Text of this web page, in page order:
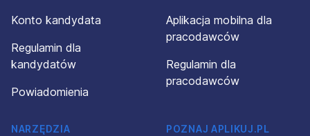
Konto kandydata
Regulamin dla
kandydatów
Powiadomienia
Aplikacja mobilna dla
pracodawców
Regulamin dla
pracodawców
NARZĘDZIA
POZNAJ APLIKUJ.PL